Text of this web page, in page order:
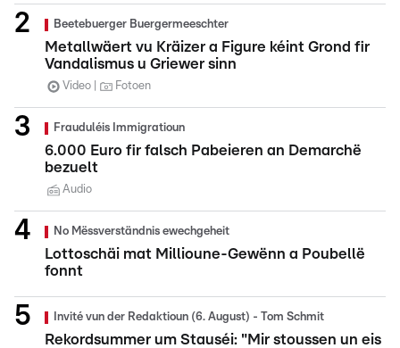
Beetebuerger Buergermeeschter
Metallwäert vu Kräizer a Figure kéint Grond fir
Vandalismus u Griewer sinn
Video Fotoen
Frauduléis Immigratioun
6.000 Euro fir falsch Pabeieren an Demarchë
bezuelt
Audio
No Mëssverständnis ewechgeheit
Lottoschäi mat Millioune-Gewënn a Poubellë
fonnt
Invité vun der Redaktioun (6. August) - Tom Schmit
Rekordsummer um Stauséi: "Mir stoussen un eis